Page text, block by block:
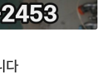
다